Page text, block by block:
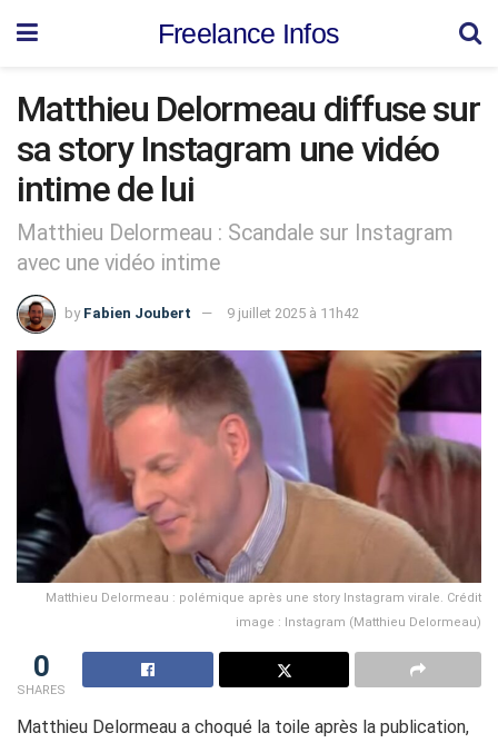
Freelance Infos
Matthieu Delormeau diffuse sur
sa story Instagram une vidéo
intime de lui
Matthieu Delormeau : Scandale sur Instagram
avec une vidéo intime
by Fabien Joubert 9 juillet 2025 à 11h42
Matthieu Delormeau : polémique après une story Instagram virale. Crédit
image : Instagram (Matthieu Delormeau)
0
SHARES
Matthieu Delormeau a choqué la toile après la publication,